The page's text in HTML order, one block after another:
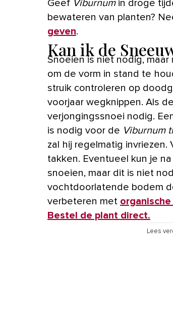
Geef Viburnumin droge
bewateren van planten?
geven.
Kan ik de
Snoeien is niet nodig,
om de vorm in stand te
struik controleren op
voorjaar wegknippen. Als
verjongingssnoei nodig.
is nodig voor de Viburnum
zal hij regelmatig invriezen.
takken. Eventueel kun je
snoeien, maar dit is niet
vochtdoorlatende bodem
verbeteren met
Bestel de plant direct.
Lees